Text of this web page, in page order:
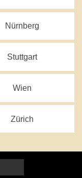
Nürnberg
Stuttgart
Wien
Zürich